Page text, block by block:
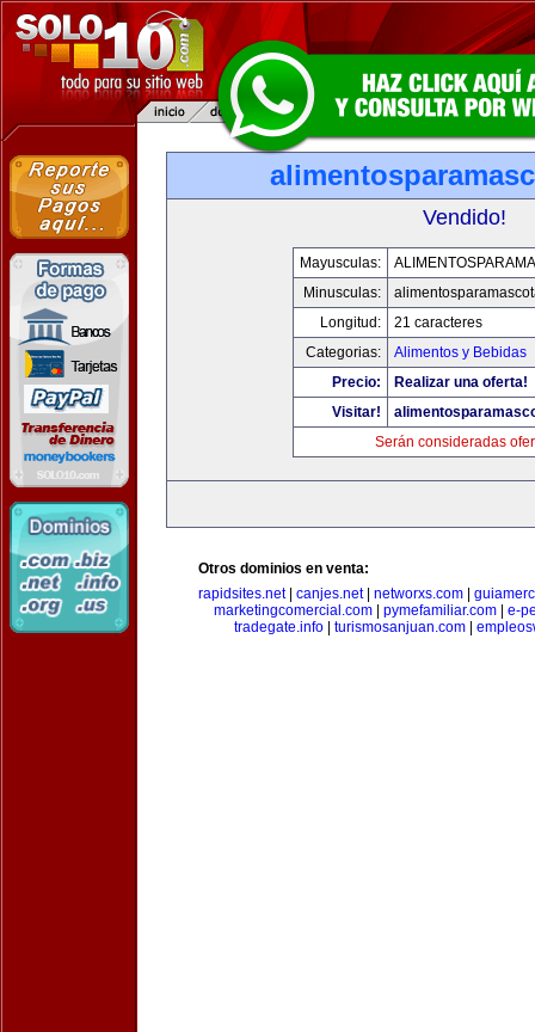
Vendido!
Mayusculas:
Minusculas:
Longitud:
21 caracteres
Categorias:
Alimentos y Bebidas
Precio:
Realizar una oferta!
Visitar!
Serán consideradas
Otros dominios en venta:
rapidsites.net| canjes.net| networxs.com
marketingcomercial.com| pymefamiliar.com| e-
tradegate.info| turismosanjuan.com|